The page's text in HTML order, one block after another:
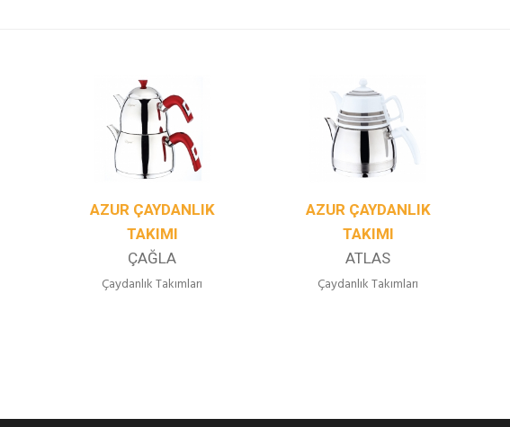
AZUR ÇAYDANLIK
TAKIMI
ÇAĞLA
Çaydanlık Takımları
AZUR ÇAYDANLIK
TAKIMI
ATLAS
Çaydanlık Takımları